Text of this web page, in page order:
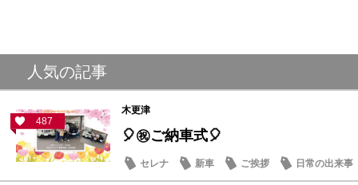
人気の記事
487
木更津
🎈㊗ご納車式🎈
セレナ 新車 ご挨拶 日常の出来事